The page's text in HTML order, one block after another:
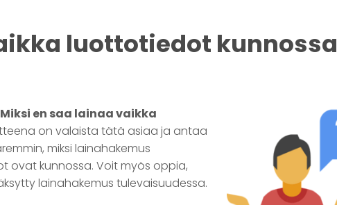
luottotiedot kunnossa
en saa lainaa vaikka
on valaista tätä asiaa ja antaa
miksi lainahakemus
kunnossa. Voit myös oppia,
lainahakemus tulevaisuudessa.